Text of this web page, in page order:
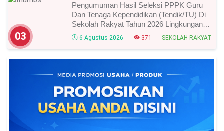
03
Pengumuman Hasil Seleksi PPPK Guru
Dan Tenaga Kependidikan (Tendik/TU) Di
Sekolah Rakyat Tahun 2026 Lingkungan
Kementerian Sosial RI, Ini Daftar Nama
Peserta Yang Lolos!
6 Agustus 2026 371 SEKOLAH RAKYAT